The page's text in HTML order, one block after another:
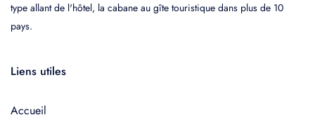
type allant de l'hôtel, la cabane au gîte touristique dans plus de 10
pays.
Liens utiles
Accueil